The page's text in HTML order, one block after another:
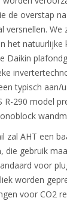
de overstap
versnellen.
het
Daikin
typisch aan/
R-290 model
zal AHT een
die gebruik
voor
worden
voor CO2